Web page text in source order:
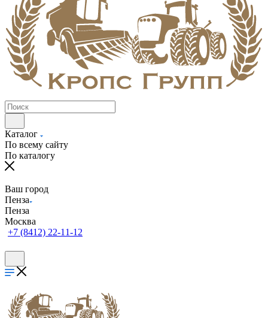
Каталог
По всему сайту
По каталогу
Ваш город
Пенза
Пенза
Москва
+7 (8412) 22-11-12